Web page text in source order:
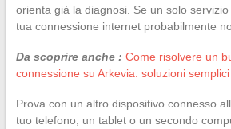
orienta già la diagnosi. Se un solo
tua connessione internet probabilmente
Da scoprire anche : Come risolvere un
connessione su Arkevia: soluzioni
Prova con un altro dispositivo connesso
tuo telefono, un tablet o un secondo